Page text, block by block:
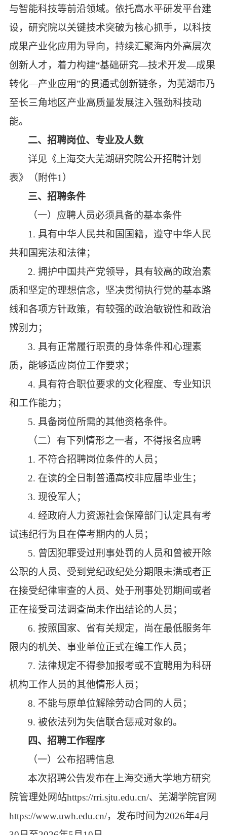
与智能科技等前沿领域。依托高水平研发平台建
设，研究院以关键技术突破为核心抓手，以科技
成果产业化应用为导向，持续汇聚海内外高层次
创新人才，着力构建“基础研究—技术开发—成果
转化—产业应用”的贯通式创新链条，为芜湖市乃
至长三角地区产业高质量发展注入强劲科技动
能。
二、招聘岗位、专业及人数
详见《上海交大芜湖研究院公开招聘计划
表》（附件1）
三、招聘条件
（一）应聘人员必须具备的基本条件
1. 具有中华人民共和国国籍，遵守中华人民
共和国宪法和法律；
2. 拥护中国共产党领导，具有较高的政治素
质和坚定的理想信念，坚决贯彻执行党的基本路
线和各项方针政策，有较强的政治敏锐性和政治
辨别力；
3. 具有正常履行职责的身体条件和心理素
质，能够适应岗位工作要求；
4. 具有符合职位要求的文化程度、专业知识
和工作能力；
5. 具备岗位所需的其他资格条件。
（二）有下列情形之一者，不得报名应聘
1. 不符合招聘岗位条件的人员；
2. 在读的全日制普通高校非应届毕业生；
3. 现役军人；
4. 经政府人力资源社会保障部门认定具有考
试违纪行为且在停考期内的人员；
5. 曾因犯罪受过刑事处罚的人员和曾被开除
公职的人员、受到党纪政纪处分期限未满或者正
在接受纪律审查的人员、处于刑事处罚期间或者
正在接受司法调查尚未作出结论的人员；
6. 按照国家、省有关规定，尚在最低服务年
限内的机关、事业单位正式在编工作人员；
7. 法律规定不得参加报考或不宜聘用为科研
机构工作人员的其他情形人员；
8. 不能与原单位解除劳动合同的人员；
9. 被依法列为失信联合惩戒对象的。
四、招聘工作程序
（一）公布招聘信息
本次招聘公告发布在上海交通大学地方研究
院管理处网站https://rri.sjtu.edu.cn/、芜湖学院官网
https://www.uwh.edu.cn/，发布时间为2026年4月